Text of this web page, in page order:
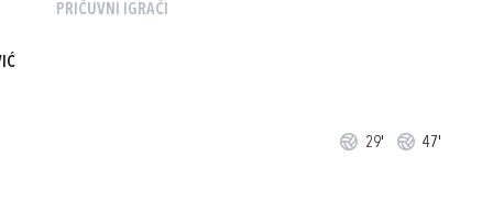
PRIČUVNI IGRAČI
29' 47'